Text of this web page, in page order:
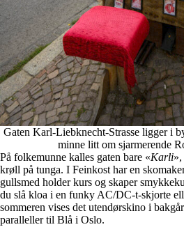
Gaten Karl-Liebknecht-Strasse ligger i
minne litt om sjarmerende
På folkemunne kalles gaten bare «Karli
krøll på tunga. I Feinkost har en
gullsmed holder kurs og skaper
du slå kloa i en funky AC/DC-t-skjorte
sommeren vises det utendørskino i
paralleller til Blå i Oslo.